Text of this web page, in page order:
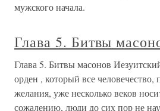
мужского начала.
Глава 5. Битвы
Глава 5. Битвы масонов
орден , который все человечество,
желания, уже несколько веков
сожалению, люди до сих пор не